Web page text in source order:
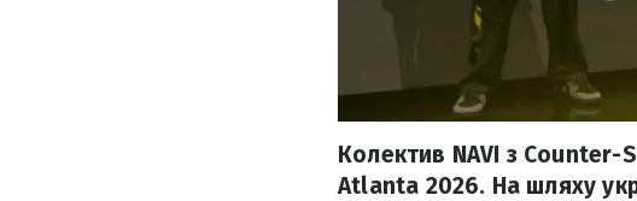
Колектив NAVI з Counter-
Atlanta 2026. На шляху